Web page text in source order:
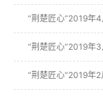
“荆楚匠心”2019年
“荆楚匠心”2019年
“荆楚匠心”2019年